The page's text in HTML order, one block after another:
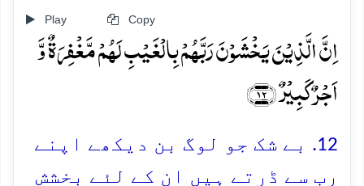
Play Copy
اِنَّ الَّذِیۡنَ یَخۡشَوۡنَ رَبَّہُمۡ بِالۡغَیۡبِ لَہُمۡ مَّغۡفِرَۃٌ وَّ
اَجۡرٌ کَبِیۡرٌ ﴿۱۲﴾
12. بے شک جو لوگ بن دیکھے اپنے
رب سے ڈرتے ہیں ان کے لئے بخشش